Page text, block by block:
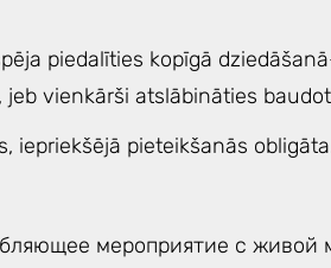
piedalīties kopīgā
vienkārši atslābināties
iepriekšējā pieteikšanās
мероприятие с